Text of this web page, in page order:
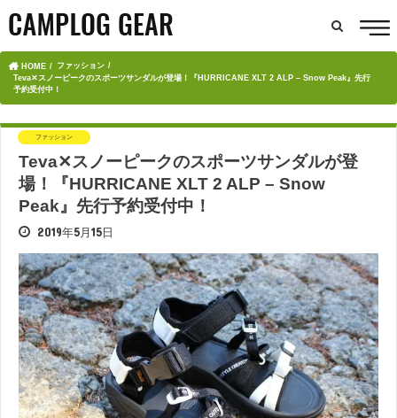
HOME
ファッション
Teva✕スノーピークのスポーツサンダルが登場！『HURRICANE XLT 2 ALP – Snow Peak』先行
予約受付中！
ファッション
Teva✕スノーピークのスポーツサンダルが登
場！『HURRICANE XLT 2 ALP – Snow
Peak』先行予約受付中！
2019年5月15日